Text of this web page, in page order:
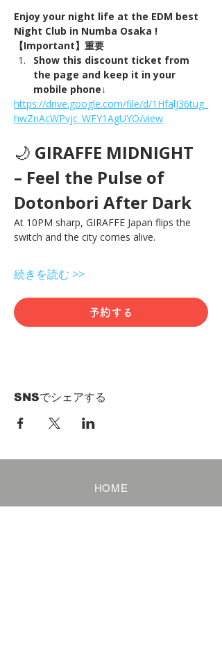
Enjoy your night life at the EDM best
Night Club in Numba Osaka !
【Important】重要
Show this discount ticket from
the page and keep it in your
mobile phone↓
https://drive.google.com/file/d/1HfalJ36tug_
hwZnAcWPvjc_WFY1AgUYO/view
🌙 GIRAFFE MIDNIGHT
– Feel the Pulse of
Dotonbori After Dark
At 10PM sharp, GIRAFFE Japan flips the
switch and the city comes alive.
続きを読む >>
予約する
SNSでシェアする
HOME